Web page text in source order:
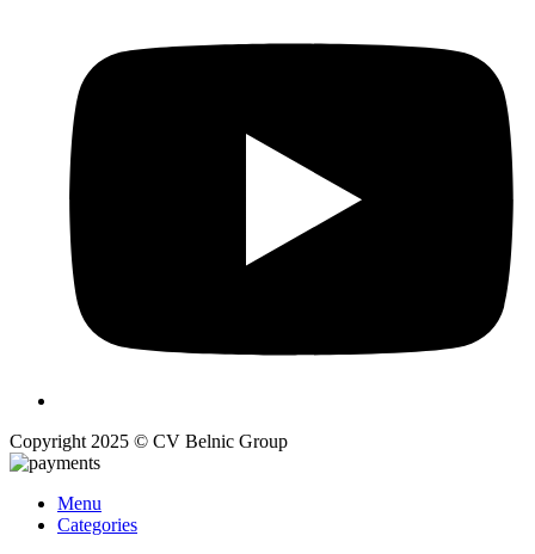
Copyright 2025 © CV Belnic Group
Menu
Categories